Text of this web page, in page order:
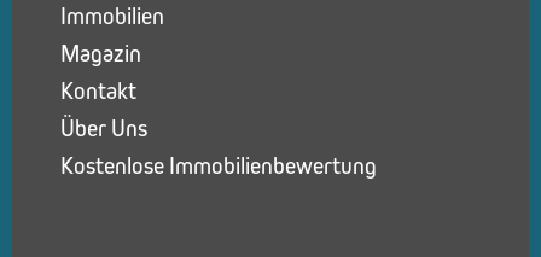
Immobilien
Magazin
Kontakt
Über Uns
Kostenlose Immobilienbewertung